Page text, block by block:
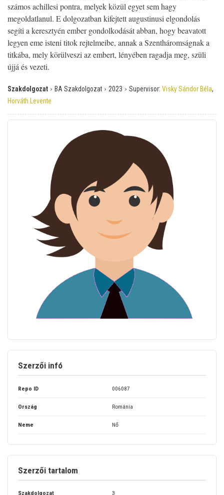
számos achillesi pontra, melyek közül egyet sem hagy
megoldatlanul. E dolgozatban kifejtett augustinusi elgondolás
segíti a keresztyén ember gondolkodását abban, hogy beavatott
legyen eme isteni titok rejtelmeibe, annak a Szentháromságnak a
titkába, mely körülveszi az embert, lényében ragadja meg, szüli
újjá és vezeti.
Szakdolgozat › BA Szakdolgozat › 2023 › Supervisor: Visky Sándor Béla,
Horváth Levente
Szerzői infó
Repo ID 006087
Ország Románia
Neme Nő
Szerzői tartalom
Szakdolgozat 3